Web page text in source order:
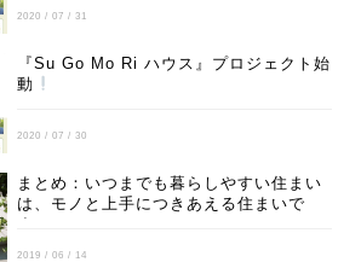
2020 / 07 / 31
『Su Go Mo Ri ハウス』プロジェクト始
動
2020 / 07 / 30
まとめ：いつまでも暮らしやすい住まい
は、モノと上手につきあえる住まいで
す。
2019 / 06 / 14